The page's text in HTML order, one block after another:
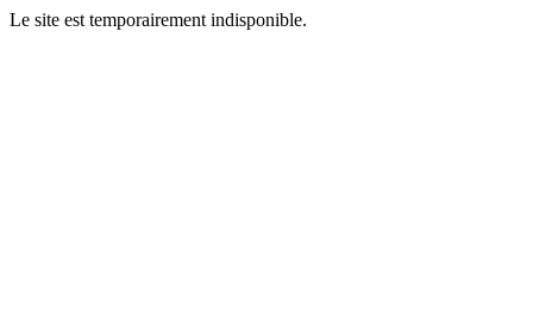
Le site est temporairement indisponible.